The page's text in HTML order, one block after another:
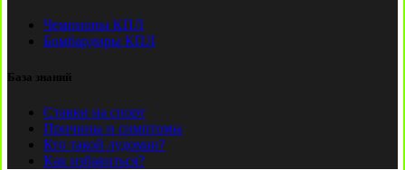
Чемпионы КПЛ
Бомбардиры КПЛ
База знаний
Ставки на спорт
Причины и симптомы
Кто такой лудоман?
Как избавиться?